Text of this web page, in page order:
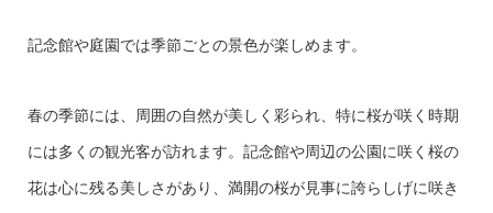
記念館や庭園では季節ごとの景色が楽しめます。
春の季節には、周囲の自然が美しく彩られ、特に桜が咲く時期
には多くの観光客が訪れます。記念館や周辺の公園に咲く桜の
花は心に残る美しさがあり、満開の桜が見事に誇らしげに咲き